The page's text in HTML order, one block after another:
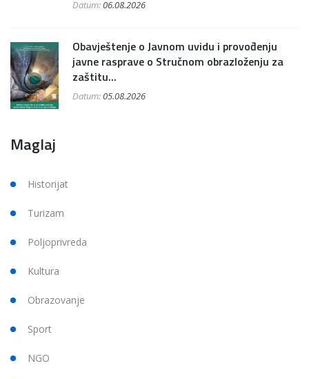
Datum:06.08.2026
Obavještenje o Javnom uvidu i provođenju
javne rasprave o Stručnom obrazloženju za
zaštitu...
Datum:05.08.2026
Maglaj
Historijat
Turizam
Poljoprivreda
Kultura
Obrazovanje
Sport
NGO